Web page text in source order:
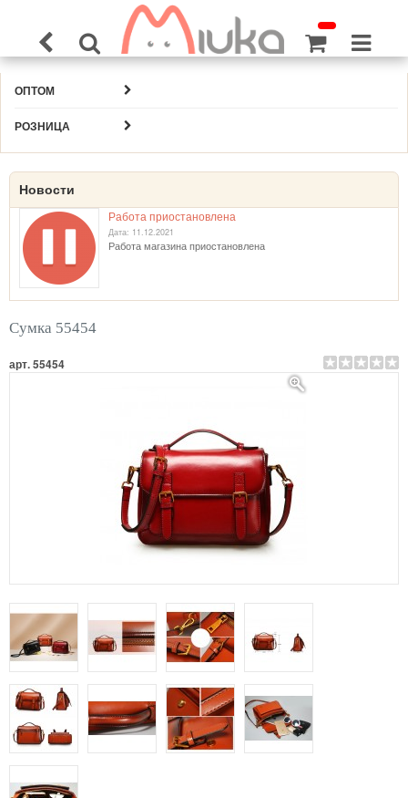
ОПТОМ
РОЗНИЦА
Новости
Работа приостановлена
Дата: 11.12.2021
Работа магазина приостановлена
Сумка 55454
арт. 55454